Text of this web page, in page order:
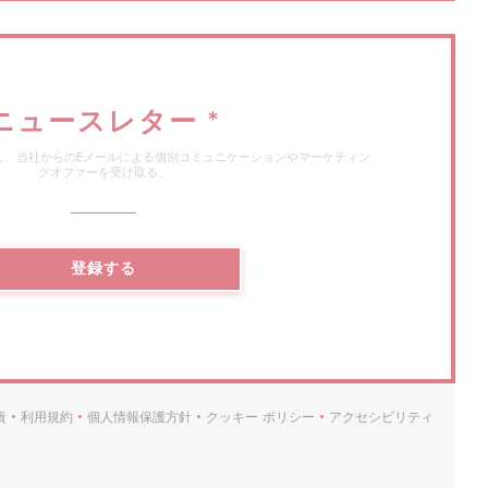
ュースレター *
当社からのEメールによる個別コミュニケーションやマーケティン
グオファーを受け取る。
登録する
((新しいウィンドウで開きます))
利用規約
((新しいウィンドウで開きます))
個人情報保護方針
((新しいウィンドウで開きます))
クッキー ポリシー
((新しいウィンドウで開きます))
アクセシビリティ
((新しいウィンド